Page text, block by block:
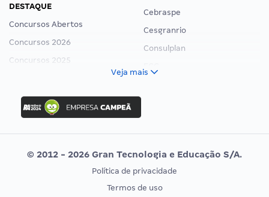
DESTAQUE
Concursos Abertos
Concursos 2026
Concursos 2025
Concurso Ibama
Concurso MPU
Editais publicados
Cebraspe
Cesgranrio
Consulplan
Vunesp
CONCURSOS POR PROFISSÃO
EXAME DE ORDEM
Veja mais
© 2012 - 2026 Gran Tecnologia e Educação S/A.
Política de privacidade
Termos de uso